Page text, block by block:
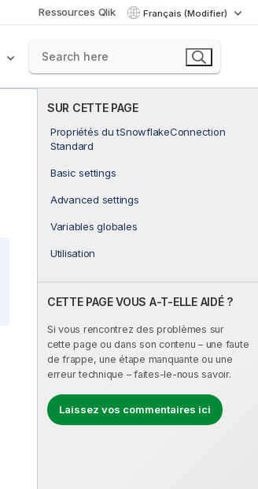
Ressources Qlik Français (Modifier)
SUR CETTE PAGE
Propriétés du tSnowflakeConnection
Standard
Basic settings
Advanced settings
Variables globales
Utilisation
CETTE PAGE VOUS A-T-ELLE AIDÉ ?
Si vous rencontrez des problèmes sur
cette page ou dans son contenu – une faute
de frappe, une étape manquante ou une
erreur technique – faites-le-nous savoir.
Laissez vos commentaires ici